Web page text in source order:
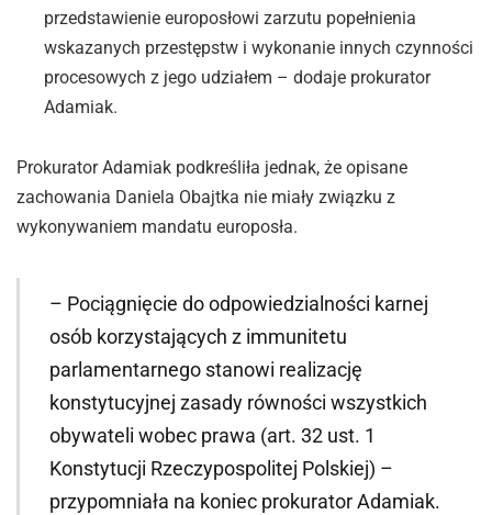
przedstawienie europosłowi zarzutu popełnienia
wskazanych przestępstw i wykonanie innych czynności
procesowych z jego udziałem – dodaje prokurator
Adamiak.
Prokurator Adamiak podkreśliła jednak, że opisane
zachowania Daniela Obajtka nie miały związku z
wykonywaniem mandatu europosła.
– Pociągnięcie do odpowiedzialności karnej
osób korzystających z immunitetu
parlamentarnego stanowi realizację
konstytucyjnej zasady równości wszystkich
obywateli wobec prawa (art. 32 ust. 1
Konstytucji Rzeczypospolitej Polskiej) –
przypomniała na koniec prokurator Adamiak.